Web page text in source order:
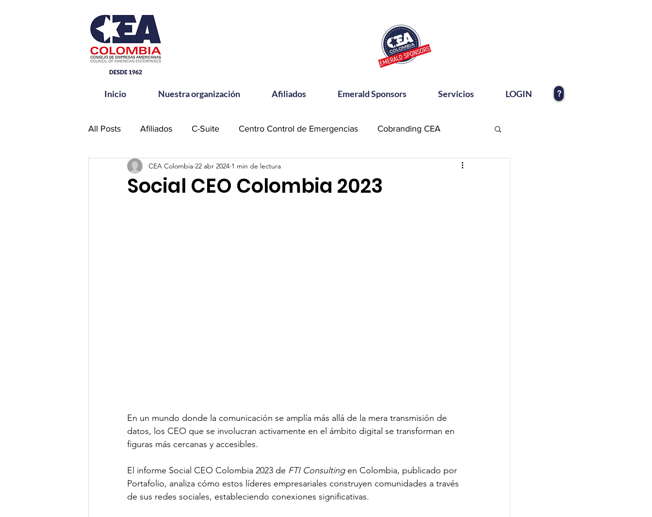
Inicio Nuestra organización Afiliados Emerald Sponsors Servicios LOGIN ?
All Posts Afiliados C-Suite Centro Control de Emergencias Cobranding CEA
Comité de Seguridad CEA-OSAC Community Meets
Social CEO Colombia 2023
CEA Colombia 22 abr 2024 1 min de lectura
En un mundo donde la comunicación se amplía más allá de la mera transmisión de
datos, los CEO que se involucran activamente en el ámbito digital se transforman en
figuras más cercanas y accesibles.
El informe Social CEO Colombia 2023 de FTI Consulting en Colombia, publicado por
Portafolio, analiza cómo estos líderes empresariales construyen comunidades a través
de sus redes sociales, estableciendo conexiones significativas.